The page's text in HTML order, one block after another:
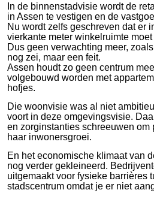
In de binnenstadvisie wordt de
in Assen te vestigen en de
Nu wordt zelfs geschreven dat er
vierkante meter winkelruimte
Dus geen verwachting meer,
nog zei, maar een feit.
Assen houdt zo geen centrum
volgebouwd worden met
hofjes.
Die woonvisie was al niet
voort in deze omgevingsvisie.
en zorginstanties schreeuwen om
haar inwonersgroei.
En het economische klimaat van
nog verder gekleineerd.
uitgemaakt voor fysieke barrières
stadscentrum omdat je er niet